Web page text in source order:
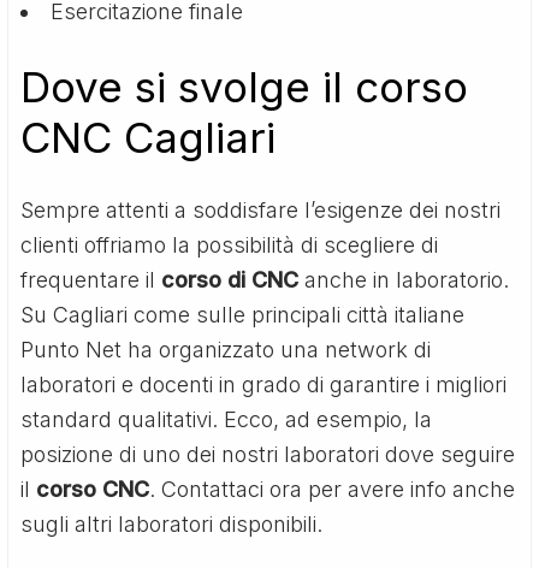
Esercitazione finale
Dove si svolge il corso
CNC Cagliari
Sempre attenti a soddisfare l’esigenze dei nostri
clienti offriamo la possibilità di scegliere di
frequentare il corso di CNC anche in laboratorio.
Su Cagliari come sulle principali città italiane
Punto Net ha organizzato una network di
laboratori e docenti in grado di garantire i migliori
standard qualitativi. Ecco, ad esempio, la
posizione di uno dei nostri laboratori dove seguire
il corso CNC. Contattaci ora per avere info anche
sugli altri laboratori disponibili.